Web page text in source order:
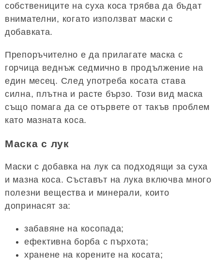
собствениците на суха коса трябва да бъдат
внимателни, когато използват маски с
добавката.
Препоръчително е да прилагате маска с
горчица веднъж седмично в продължение на
един месец. След употреба косата става
силна, плътна и расте бързо. Този вид маска
също помага да се отървете от такъв проблем
като мазната коса.
Маска с лук
Маски с добавка на лук са подходящи за суха
и мазна коса. Съставът на лука включва много
полезни вещества и минерали, които
допринасят за:
забавяне на косопада;
ефективна борба с пърхота;
хранене на корените на косата;